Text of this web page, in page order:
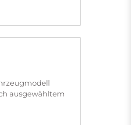
ausgewähltem